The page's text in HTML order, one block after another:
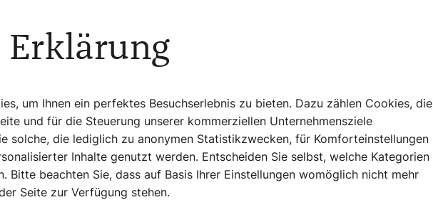
Honig
Erklärung
um Ihnen ein perfektes Besuchserlebnis zu bieten. Dazu zählen Cookies, die
und für die Steuerung unserer kommerziellen Unternehmensziele
solche, die lediglich zu anonymen Statistikzwecken, für Komforteinstellungen
Inhalte genutzt werden. Entscheiden Sie selbst, welche Kategorien
Bitte beachten Sie, dass auf Basis Ihrer Einstellungen womöglich nicht mehr
Seite zur Verfügung stehen.